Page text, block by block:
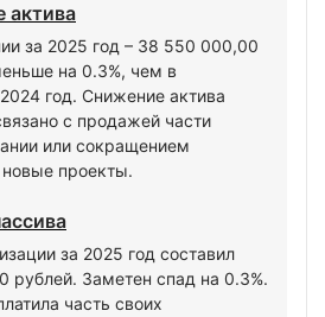
актива
за 2025 год – 38 550 000,00
на 0.3%, чем в
год. Снижение актива
с продажей части
или сокращением
новые проекты.
за 2025 год составил
рублей. Заметен спад на 0.3%.
часть своих